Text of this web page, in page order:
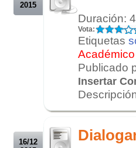
2015
Duración:
Vota:
Etiquetas
Académico
Publicado
Insertar
16/12